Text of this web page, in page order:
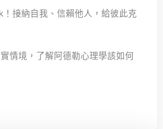
納自我、信賴他人，給彼此克
，了解阿德勒心理學該如何